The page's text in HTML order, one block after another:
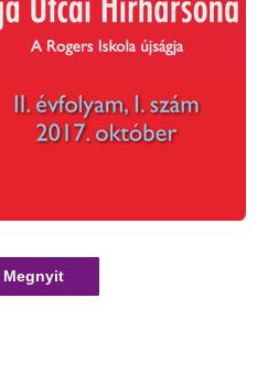
Megnyit